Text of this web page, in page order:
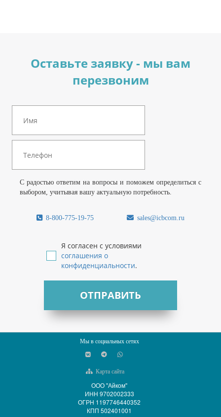
Оставьте заявку - мы вам
перезвоним
С радостью ответим на вопросы и поможем определиться с
выбором, учитывая вашу актуальную потребность.
8-800-775-19-75 sales@icbcom.ru
Я согласен с условиями
соглашения о
конфиденциальности.
ОТПРАВИТЬ
Мы в социальных сетях
Карта сайта
ООО "Айком"
ИНН 9702002333
ОГРН 1197746440352
КПП 502401001